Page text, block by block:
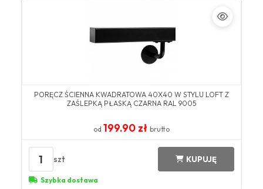
PORĘCZ ŚCIENNA KWADRATOWA 40X40 W STYLU LOFT Z
ZAŚLEPKĄ PŁASKĄ CZARNA RAL 9005
od 199.90 zł brutto
1 szt KUPUJĘ
Szybka dostawa